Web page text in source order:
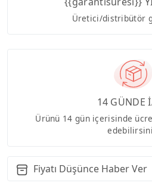
Üretici/distribütör
14 GÜNDE
Ürünü 14 gün içerisinde
Fiyatı Düşünce Haber Ver